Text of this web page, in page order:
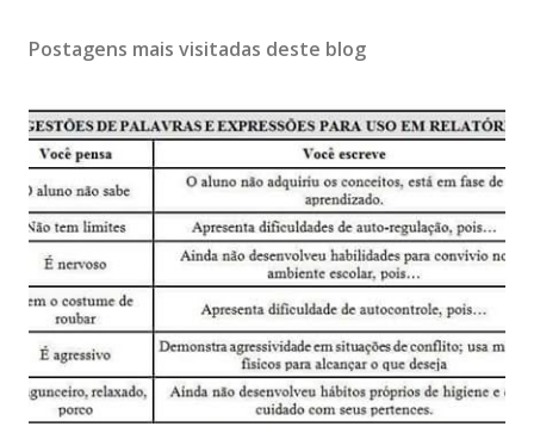
Postagens mais visitadas deste blog